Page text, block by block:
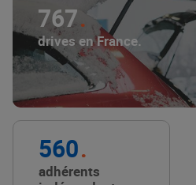
767
drives en France.
560
adhérents